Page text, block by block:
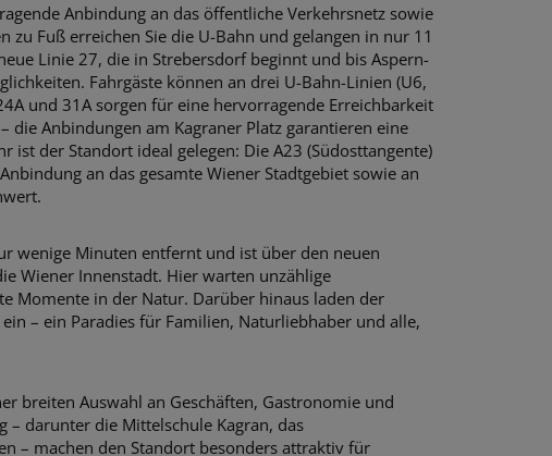
Anbindung an das öffentliche Verkehrsnetz sowie
Fuß erreichen Sie die U-Bahn und gelangen in nur 11
Linie 27, die in Strebersdorf beginnt und bis Aspern-
Fahrgäste können an drei U-Bahn-Linien (U6,
und 31A sorgen für eine hervorragende Erreichbarkeit
die Anbindungen am Kagraner Platz garantieren eine
der Standort ideal gelegen: Die A23 (Südosttangente)
an das gesamte Wiener Stadtgebiet sowie an
wenige Minuten entfernt und ist über den neuen
Wiener Innenstadt. Hier warten unzählige
Momente in der Natur. Darüber hinaus laden der
– ein Paradies für Familien, Naturliebhaber und alle,
breiten Auswahl an Geschäften, Gastronomie und
– darunter die Mittelschule Kagran, das
– machen den Standort besonders attraktiv für